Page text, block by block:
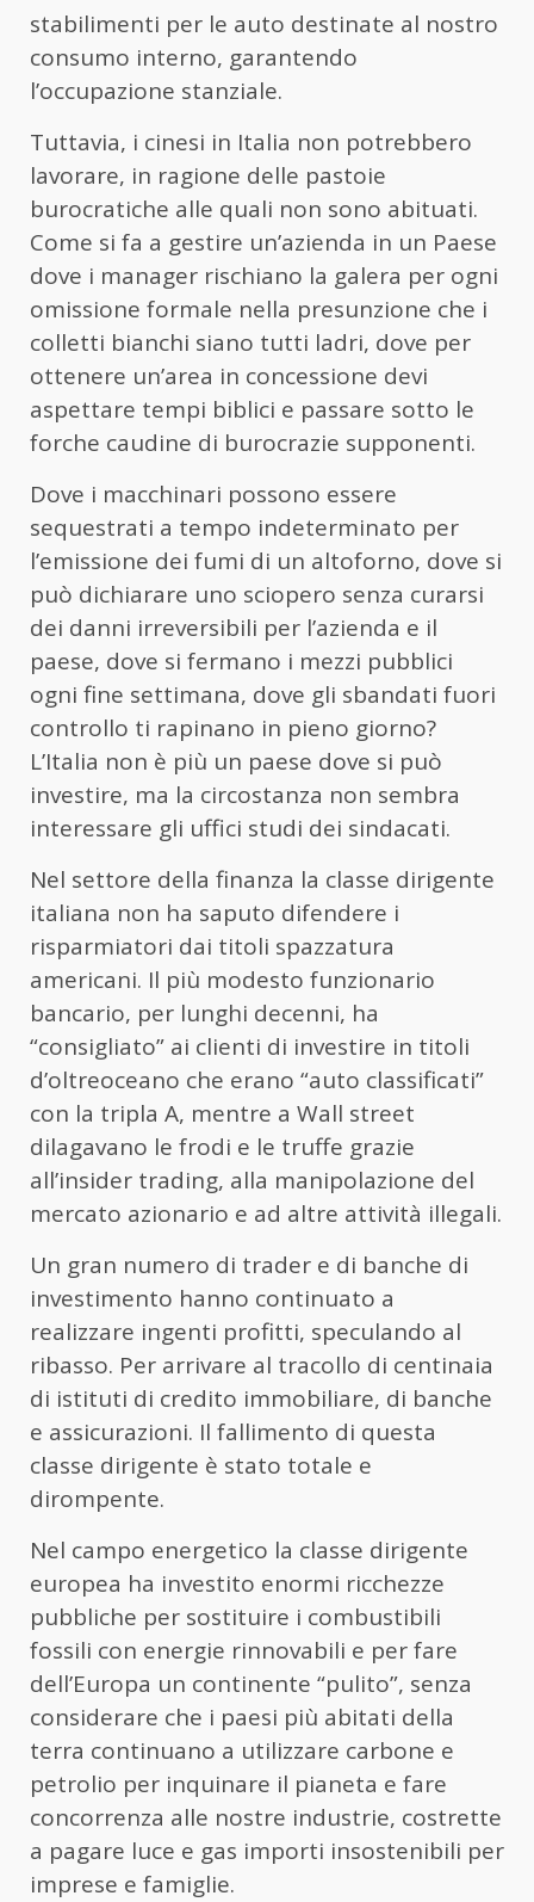
stabilimenti per le auto destinate al nostro
consumo interno, garantendo
l’occupazione stanziale.
Tuttavia, i cinesi in Italia non potrebbero
lavorare, in ragione delle pastoie
burocratiche alle quali non sono abituati.
Come si fa a gestire un’azienda in un Paese
dove i manager rischiano la galera per ogni
omissione formale nella presunzione che i
colletti bianchi siano tutti ladri, dove per
ottenere un’area in concessione devi
aspettare tempi biblici e passare sotto le
forche caudine di burocrazie supponenti.
Dove i macchinari possono essere
sequestrati a tempo indeterminato per
l’emissione dei fumi di un altoforno, dove si
può dichiarare uno sciopero senza curarsi
dei danni irreversibili per l’azienda e il
paese, dove si fermano i mezzi pubblici
ogni fine settimana, dove gli sbandati fuori
controllo ti rapinano in pieno giorno?
L’Italia non è più un paese dove si può
investire, ma la circostanza non sembra
interessare gli uffici studi dei sindacati.
Nel settore della finanza la classe dirigente
italiana non ha saputo difendere i
risparmiatori dai titoli spazzatura
americani. Il più modesto funzionario
bancario, per lunghi decenni, ha
“consigliato” ai clienti di investire in titoli
d’oltreoceano che erano “auto classificati”
con la tripla A, mentre a Wall street
dilagavano le frodi e le truffe grazie
all’insider trading, alla manipolazione del
mercato azionario e ad altre attività illegali.
Un gran numero di trader e di banche di
investimento hanno continuato a
realizzare ingenti profitti, speculando al
ribasso. Per arrivare al tracollo di centinaia
di istituti di credito immobiliare, di banche
e assicurazioni. Il fallimento di questa
classe dirigente è stato totale e
dirompente.
Nel campo energetico la classe dirigente
europea ha investito enormi ricchezze
pubbliche per sostituire i combustibili
fossili con energie rinnovabili e per fare
dell’Europa un continente “pulito”, senza
considerare che i paesi più abitati della
terra continuano a utilizzare carbone e
petrolio per inquinare il pianeta e fare
concorrenza alle nostre industrie, costrette
a pagare luce e gas importi insostenibili per
imprese e famiglie.